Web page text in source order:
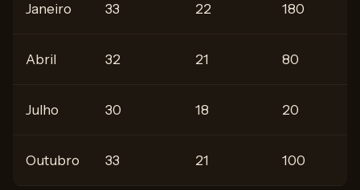
Janeiro 33 22 180
Abril 32 21 80
Julho 30 18 20
Outubro 33 21 100